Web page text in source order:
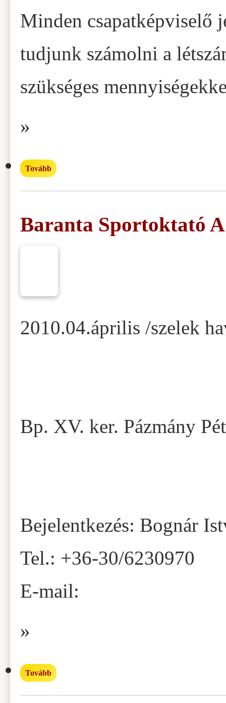
Minden csapatképviselő
tudjunk számolni a
szükséges
»
Tovább
Baranta Sportoktató
2010.04.április /szelek
Bp. XV. ker. Pázmány
Bejelentkezés: Bognár
Tel.: +36-30/6230970
E-mail:
»
Tovább